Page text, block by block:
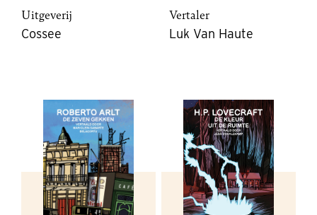
Uitgeverij
Cossee
Vertaler
Luk Van Haute